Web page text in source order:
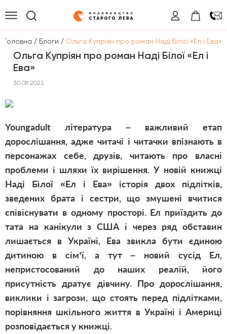
Головна / Блоги / Ольга Купріян про роман Наді Білої «Ел і Ева»
Ольга Купріян про роман Наді Білої «Ел і
Ева»
30.08.2021
Youngadult література – важливий етап
дорослішання, адже читачі і читачки впізнають в
персонажах себе, друзів, читають про власні
проблеми і шляхи їх вирішення. У новій книжці
Наді Білої «Ел і Ева» історія двох підлітків,
зведених брата і сестри, що змушені вчитися
співіснувати в одному просторі. Ел приїздить до
тата на канікули з США і через ряд обставин
лишається в Україні, Ева звикла бути єдиною
дитиною в сім’ї, а тут – новий сусід Ел,
непристосований до наших реалій, його
присутність дратує дівчину. Про дорослішання,
виклики і загрози, що стоять перед підлітками,
порівняння шкільного життя в Україні і Америці
розповідається у книжці.